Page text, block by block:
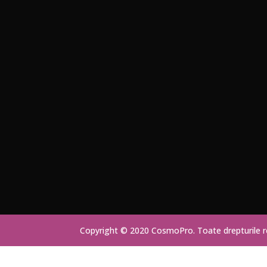
Copyright © 2020 CosmoPro. Toate drepturile